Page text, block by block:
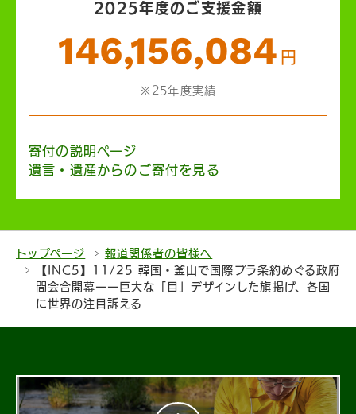
2025年度のご支援金額
146,156,084 円
※25年度実績
寄付の説明ページ
遺言・遺産からのご寄付を見る
トップページ
報道関係者の皆様へ
【INC5】11/25 韓国・釜山で国際プラ条約めぐる政府
間会合開幕ーー巨大な「目」デザインした旗掲げ、各国
に世界の注目訴える